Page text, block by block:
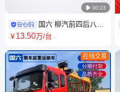
 00:23
国六 柳汽前四后八33
吨清洗吸污车 高顶双卧豪华版
￥13.50万/台
在线交易